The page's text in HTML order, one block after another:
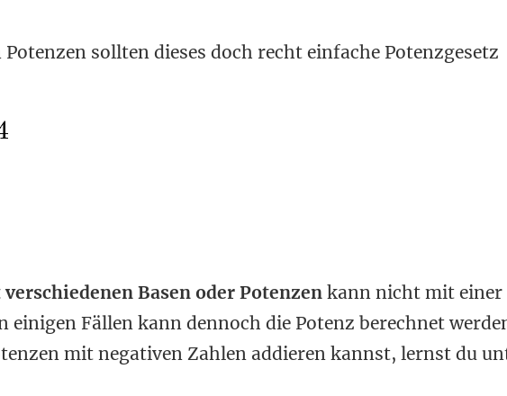
sollten dieses doch recht einfache Potenzgesetz
Basen oder Potenzen kann nicht mit einer
Fällen kann dennoch die Potenz berechnet
mit negativen Zahlen addieren kannst, lernst du